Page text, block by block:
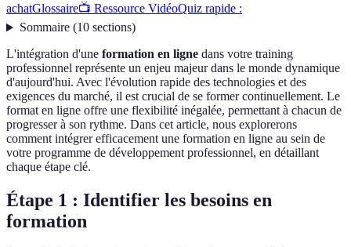
achatGlossaire📺 Ressource VidéoQuiz rapide :
Sommaire(10 sections)
L'intégration d'une formation en ligne dans votre training
professionnel représente un enjeu majeur dans le monde dynamique
d'aujourd'hui. Avec l'évolution rapide des technologies et des
exigences du marché, il est crucial de se former continuellement. Le
format en ligne offre une flexibilité inégalée, permettant à chacun de
progresser à son rythme. Dans cet article, nous explorerons
comment intégrer efficacement une formation en ligne au sein de
votre programme de développement professionnel, en détaillant
chaque étape clé.
Étape 1 : Identifier les besoins en
formation